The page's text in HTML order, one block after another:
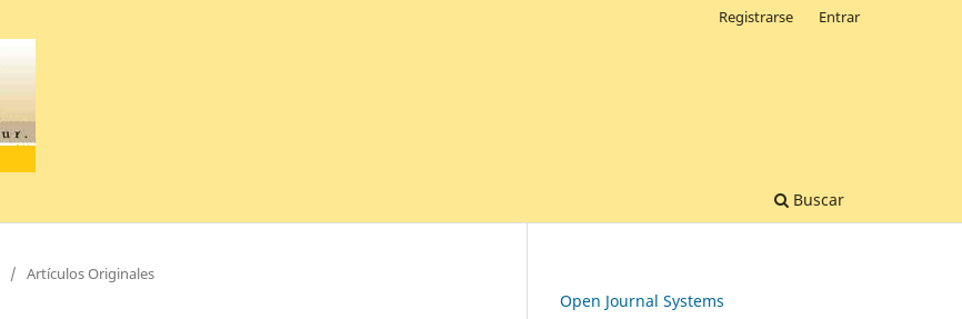
Buscar
Registrarse Entrar
/ Artículos Originales
Open Journal Systems